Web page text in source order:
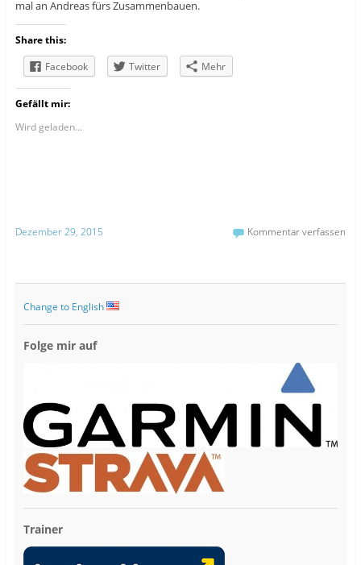
mal an Andreas fürs Zusammenbauen.
Share this:
Facebook
Twitter Mehr
Gefällt mir:
Wird geladen...
Dezember 29, 2015 Kommentar verfassen
Change to English
Folge mir auf
Trainer